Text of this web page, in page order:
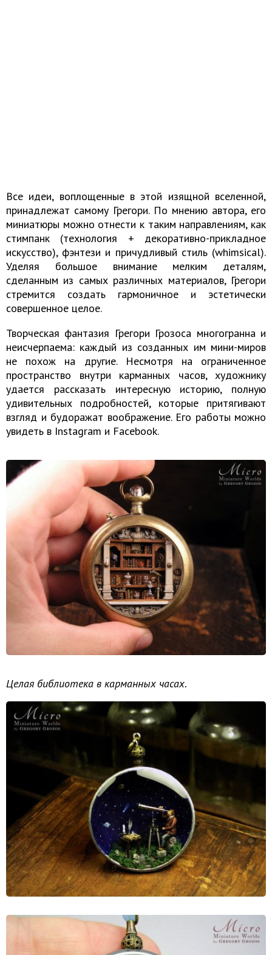
Все идеи, воплощенные в этой изящной вселенной,
принадлежат самому Грегори. По мнению автора, его
миниатюры можно отнести к таким направлениям, как
стимпанк (технология + декоративно-прикладное
искусство), фэнтези и причудливый стиль (whimsical).
Уделяя большое внимание мелким деталям,
сделанным из самых различных материалов, Грегори
стремится создать гармоничное и эстетически
совершенное целое.
Творческая фантазия Грегори Грозоса многогранна и
неисчерпаема: каждый из созданных им мини-миров
не похож на другие. Несмотря на ограниченное
пространство внутри карманных часов, художнику
удается рассказать интересную историю, полную
удивительных подробностей, которые притягивают
взгляд и будоражат воображение. Его работы можно
увидеть в Instagram и Facebook.
Целая библиотека в карманных часах.